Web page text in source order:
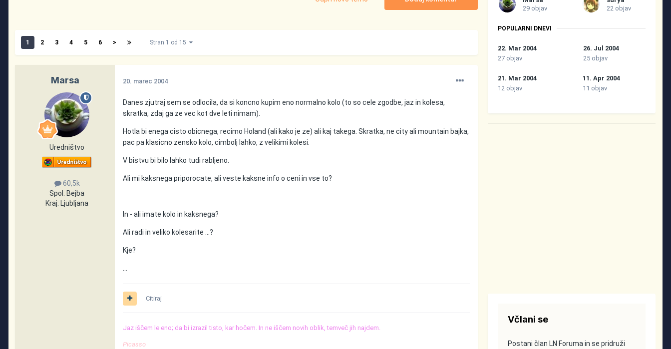
1 2 3 4 5 6 > Stran 1 od 15
Marsa
Uredništvo
60,5k
Spol: Bejba
Kraj: Ljubljana
20. marec 2004
Danes zjutraj sem se odlocila, da si koncno kupim eno normalno kolo (to so cele zgodbe, jaz in kolesa,
skratka, zdaj ga ze vec kot dve leti nimam).
Hotla bi enega cisto obicnega, recimo Holand (ali kako je ze) ali kaj takega. Skratka, ne city ali mountain bajka,
pac pa klasicno zensko kolo, cimbolj lahko, z velikimi kolesi.
V bistvu bi bilo lahko tudi rabljeno.
Ali mi kaksnega priporocate, ali veste kaksne info o ceni in vse to?
In - ali imate kolo in kaksnega?
Ali radi in veliko kolesarite ...?
Kje?
Citiraj
Jaz iščem le eno; da bi izrazil tisto, kar hočem. In ne iščem novih oblik, temveč jih najdem.
Picasso
29 objav
22 objav
POPULARNI DNEVI
22. Mar 2004
27 objav
26. Jul 2004
25 objav
21. Mar 2004
12 objav
11. Apr 2004
11 objav
Včlani se
Postani član LN Foruma in se pridruži